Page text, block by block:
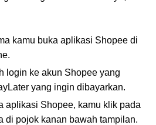
kamu buka aplikasi Shopee di
login ke akun Shopee yang
yang ingin dibayarkan.
aplikasi Shopee, kamu klik pada
di pojok kanan bawah tampilan.